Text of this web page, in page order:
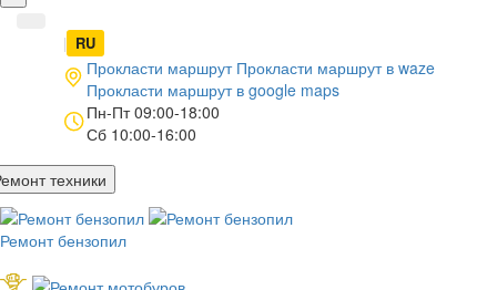
| RU
Прокласти маршрут Прокласти маршрут в waze
Прокласти маршрут в google maps
Пн-Пт 09:00-18:00
Сб 10:00-16:00
техники
Ремонт бензопил